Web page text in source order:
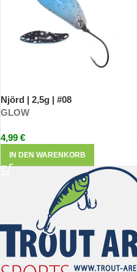
Njörd | 2,5g | #08
GLOW
4,99 €
IN DEN WARENKORB